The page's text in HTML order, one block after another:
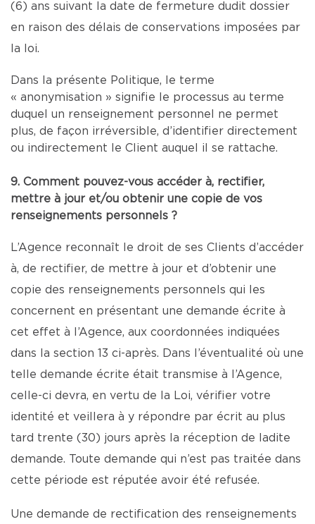
(6) ans suivant la date de fermeture dudit dossier
en raison des délais de conservations imposées par
la loi.
Dans la présente Politique, le terme
« anonymisation » signifie le processus au terme
duquel un renseignement personnel ne permet
plus, de façon irréversible, d’identifier directement
ou indirectement le Client auquel il se rattache.
9. Comment pouvez-vous accéder à, rectifier,
mettre à jour et/ou obtenir une copie de vos
renseignements personnels ?
L’Agence reconnaît le droit de ses Clients d’accéder
à, de rectifier, de mettre à jour et d’obtenir une
copie des renseignements personnels qui les
concernent en présentant une demande écrite à
cet effet à l’Agence, aux coordonnées indiquées
dans la section 13 ci-après. Dans l’éventualité où une
telle demande écrite était transmise à l’Agence,
celle-ci devra, en vertu de la Loi, vérifier votre
identité et veillera à y répondre par écrit au plus
tard trente (30) jours après la réception de ladite
demande. Toute demande qui n’est pas traitée dans
cette période est réputée avoir été refusée.
Une demande de rectification des renseignements